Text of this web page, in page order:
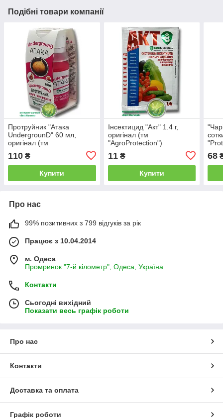
Подібні товари компанії
Протруйник "Атака
UndergrounD" 60 мл,
оригінал (тм
110 ₴
Купити
Інсектицид "Акт" 1.4 г,
оригінал (тм
"AgroProtection")
11₴
Купити
68
Про нас
99% позитивних з 799 відгуків за рік
Працює з 10.04.2014
м. Одеса
Промринок "7-й кілометр", Одеса, Україна
Контакти
Сьогодні вихідний
Показати весь графік роботи
Про нас
Контакти
Доставка та оплата
Графік роботи